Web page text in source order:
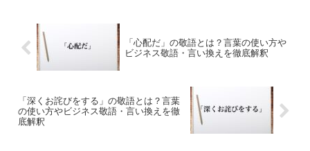
「心配だ」の敬語とは？言葉の使い方や
ビジネス敬語・言い換えを徹底解釈
「深くお詫びをする」の敬語とは？言葉
の使い方やビジネス敬語・言い換えを徹
底解釈